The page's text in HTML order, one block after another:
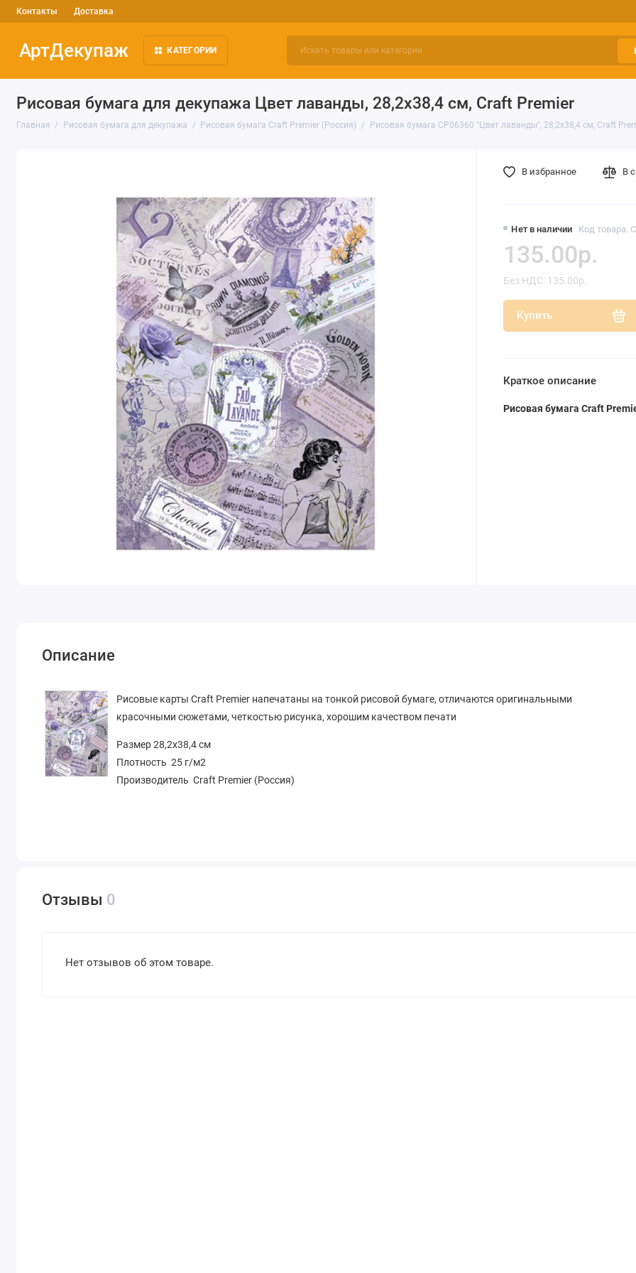
Контакты Доставка
АртДекупаж КАТЕГОРИИ
Рисовая бумага для декупажа Цвет лаванды, 28,2х38,4 см, Craft Premier
Главная Рисовая бумага для декупажа Рисовая бумага Craft Premier (Россия) Рисовая бумага CP06360 "Цвет лаванды", 28,2х38,4 см, Craft
Нет в наличии Код товара:
135.00р.
Без НДС: 135.00р.
Купить
В избранное В
Краткое описание
Рисовая бумага Craft
Описание
Рисовые карты Craft Premier напечатаны на тонкой рисовой бумаге, отличаются оригинальными
красочными сюжетами, четкостью рисунка, хорошим качеством печати
Размер 28,2х38,4 см
Плотность 25 г/м2
Производитель Craft Premier (Россия)
Отзывы 0
Нет отзывов об этом товаре.